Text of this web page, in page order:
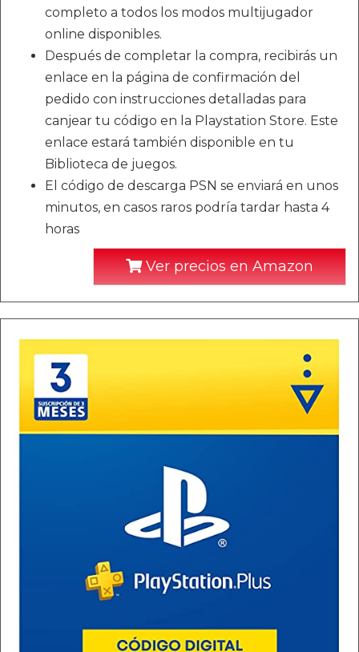
completo a todos los modos multijugador
online disponibles.
Después de completar la compra, recibirás un
enlace en la página de confirmación del
pedido con instrucciones detalladas para
canjear tu código en la Playstation Store. Este
enlace estará también disponible en tu
Biblioteca de juegos.
El código de descarga PSN se enviará en unos
minutos, en casos raros podría tardar hasta 4
horas
Ver precios en Amazon